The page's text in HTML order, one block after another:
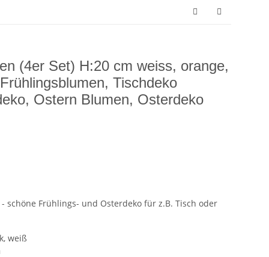
(4er Set) H:20 cm weiss, orange,
Tischdeko
Ostern Blumen, Osterdeko
schöne Frühlings- und Osterdeko für z.B. Tisch oder
weiß